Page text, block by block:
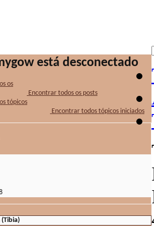
Encontrar todos os posts
Encontrar todos tópicos iniciados